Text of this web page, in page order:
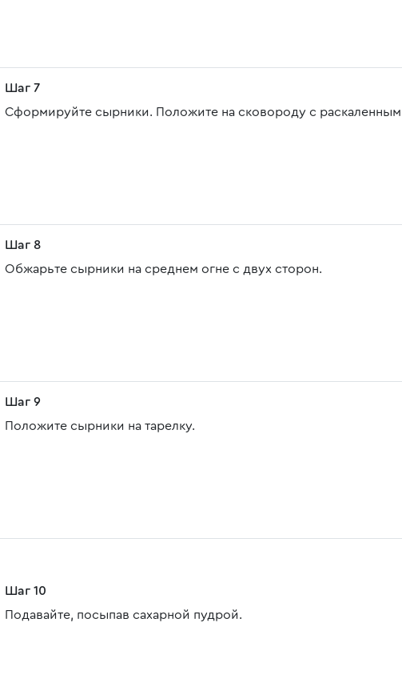
Шаг 7
Сформируйте сырники. Положите на сковороду с
Шаг 8
Обжарьте сырники на среднем огне с двух сторон.
Шаг 9
Положите сырники на тарелку.
Шаг 10
Подавайте, посыпав сахарной пудрой.